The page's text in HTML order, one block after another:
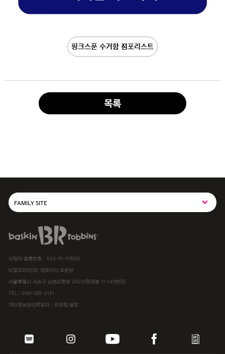
핑크스푼 수거함 점포리스트
목록
FAMILY SITE
SPC MAGAZINE
해피포인트카드
파스쿠찌
삼립
baskiN robbiNs
사업자 등록번호 : 303-81-09535
비알코리아(주) 대표이사 조윤상
서울특별시 서초구 남부순환로 2620(양재동 11-149번지)
TEL : 080-555-3131
개인정보관리책임자 : 조성희/실장